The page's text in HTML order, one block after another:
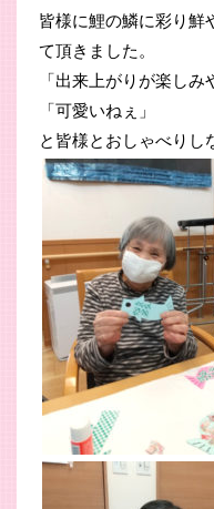
皆様に鯉の鱗に彩り鮮
て頂きました。
「出来上がりが楽しみ
「可愛いねぇ」
と皆様とおしゃべりし